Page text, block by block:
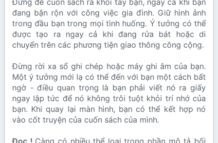
Đừng để cuốn sách ra khỏi tay bạn, ngay cả khi bạn
đang bận rộn với công việc gia đình. Giữ hình ảnh
trong đầu bạn trong mọi tình huống. Ý tưởng có thể
được tạo ra ngay cả khi đang rửa bát hoặc di
chuyển trên các phương tiện giao thông công cộng.
Đừng rời xa sổ ghi chép hoặc máy ghi âm của bạn.
Một ý tưởng mới lạ có thể đến với bạn một cách bất
ngờ - điều quan trọng là bạn phải viết nó ra giấy
ngay lập tức để nó không trôi tuột khỏi trí nhớ của
bạn. Khi quay lại màn hình, bạn có thể kết hợp nó
vào cốt truyện của cuốn sách của mình.